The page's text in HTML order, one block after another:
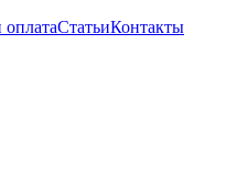
оплатаСтатьиКонтакты